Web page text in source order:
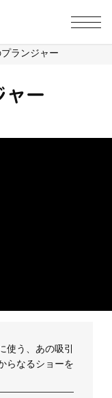
ランジャー
ャー
使う、あの吸引
らなるショーを